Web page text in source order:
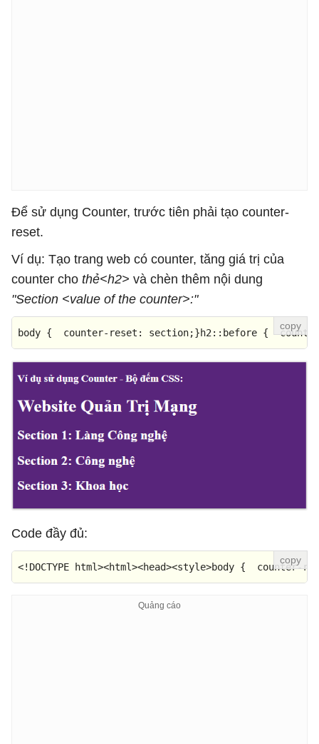
Để sử dụng Counter, trước tiên phải tạo counter-
reset.
Ví dụ: Tạo trang web có counter, tăng giá trị của
counter cho thẻ<h2> và chèn thêm nội dung
"Section <value of the counter>:"
body { counter-reset : section;}h2 ::before {
Code đầy đủ:
<!DOCTYPE html><html><head><style>body { counter-